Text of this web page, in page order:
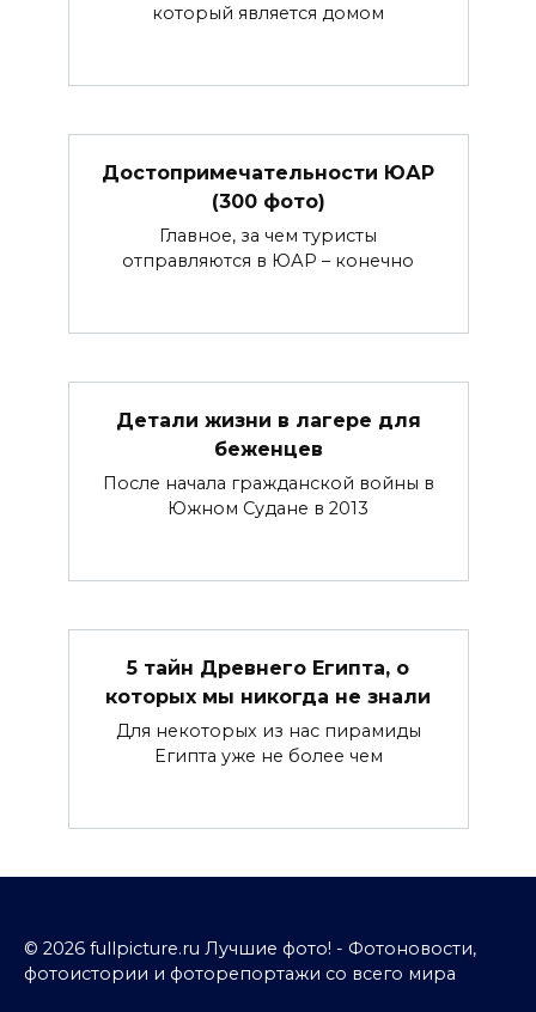
который является домом
Достопримечательности ЮАР
(300 фото)
Главное, за чем туристы
отправляются в ЮАР – конечно
Детали жизни в лагере для
беженцев
После начала гражданской войны в
Южном Судане в 2013
5 тайн Древнего Египта, о
которых мы никогда не знали
Для некоторых из нас пирамиды
Египта уже не более чем
© 2026 fullpicture.ru Лучшие фото! - Фотоновости,
фотоистории и фоторепортажи со всего мира